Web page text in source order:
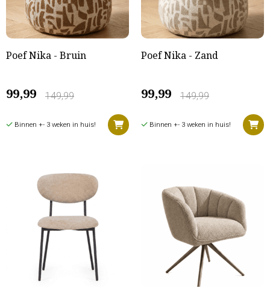
Poef Nika - Bruin
149,99
99,99
Binnen +- 3 weken in huis!
Poef Nika - Zand
149,99
99,99
Binnen +- 3 weken in huis!